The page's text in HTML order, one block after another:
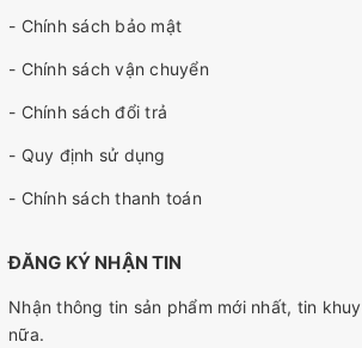
- Chính sách bảo mật
- Chính sách vận chuyển
- Chính sách đổi trả
- Quy định sử dụng
- Chính sách thanh toán
ĐĂNG KÝ NHẬN TIN
Nhận thông tin sản phẩm mới nhất, tin
nữa.